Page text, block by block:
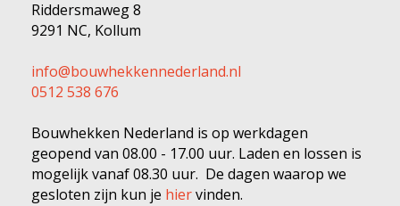
Riddersmaweg 8
9291 NC, Kollum
info@bouwhekkennederland.nl
0512 538 676
Bouwhekken Nederland is op werkdagen
geopend van 08.00 - 17.00 uur. Laden en lossen is
mogelijk vanaf 08.30 uur. De dagen waarop we
gesloten zijn kun je hiervinden.